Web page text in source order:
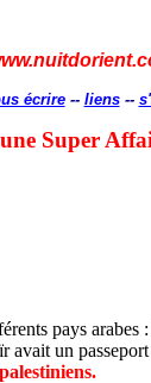
écrire-- liens--
Super
pays
avait un